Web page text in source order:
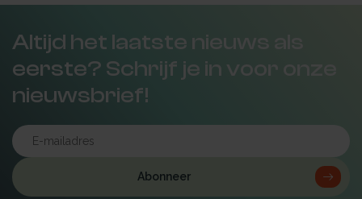
Altijd het laatste nieuws als
eerste? Schrijf je in voor onze
nieuwsbrief!
Abonneer